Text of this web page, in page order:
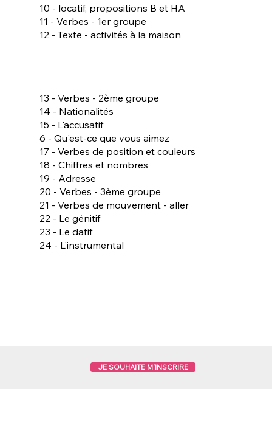
10 - locatif, propositions B et HA
11 - Verbes - 1er groupe
12 - Texte - activités à la maison
13 - Verbes - 2ème groupe
14 - Nationalités
15 - L'accusatif
6 - Qu'est-ce que vous aimez
17 - Verbes de position et couleurs
18 - Chiffres et nombres
19 - Adresse
20 - Verbes - 3ème groupe
21 - Verbes de mouvement - aller
22 - Le génitif
23 - Le datif
24 - L'instrumental
JE SOUHAITE M'INSCRIRE